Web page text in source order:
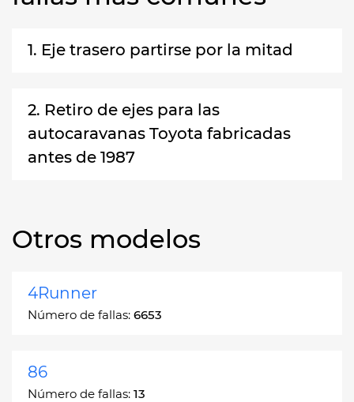
1. Eje trasero partirse por la mitad
2. Retiro de ejes para las
autocaravanas Toyota fabricadas
antes de 1987
Otros modelos
4Runner
Número de fallas: 6653
86
Número de fallas: 13